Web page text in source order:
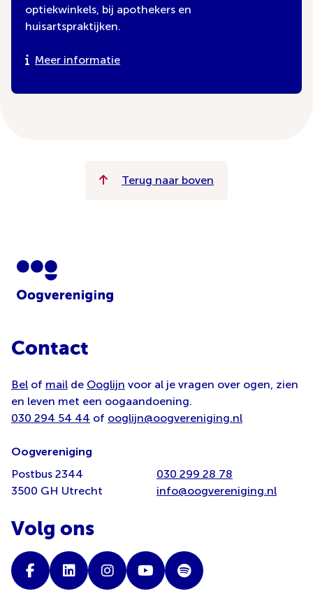
optiekwinkels, bij apothekers en
huisartspraktijken.
Meer informatie
Terug naar boven
Contact
Bel of mail de Ooglijn voor al je vragen over ogen, zien
en leven met een oogaandoening.
030 294 54 44 of ooglijn@oogvereniging.nl
Oogvereniging
Postbus 2344
3500 GH Utrecht
030 299 28 78
info@oogvereniging.nl
Volg ons